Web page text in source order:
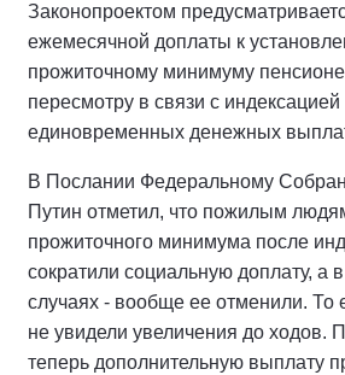
Законопроектом
ежемесячной доплаты к
прожиточному минимуму
пересмотру в связи с
единовременных денежных
В Послании Федеральному
Путин отметил, что пожилым
прожиточного минимума после
сократили социальную доплату, а
случаях - вообще ее отменили. То
не увидели увеличения до ходов.
теперь дополнительную выплату